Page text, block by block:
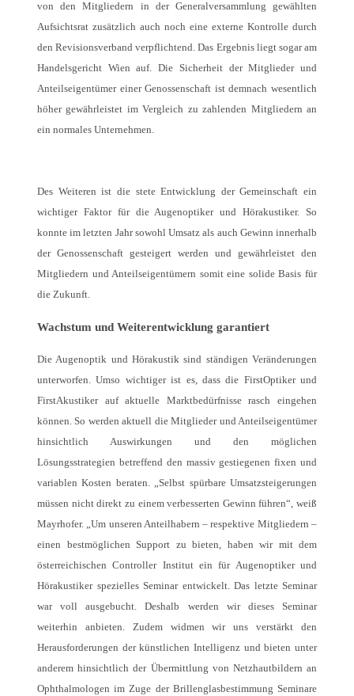
von den Mitgliedern in der Generalversammlung gewählten
Aufsichtsrat zusätzlich auch noch eine externe Kontrolle durch
den Revisionsverband verpflichtend. Das Ergebnis liegt sogar am
Handelsgericht Wien auf. Die Sicherheit der Mitglieder und
Anteilseigentümer einer Genossenschaft ist demnach wesentlich
höher gewährleistet im Vergleich zu zahlenden Mitgliedern an
ein normales Unternehmen.
Des Weiteren ist die stete Entwicklung der Gemeinschaft ein
wichtiger Faktor für die Augenoptiker und Hörakustiker. So
konnte im letzten Jahr sowohl Umsatz als auch Gewinn innerhalb
der Genossenschaft gesteigert werden und gewährleistet den
Mitgliedern und Anteilseigentümern somit eine solide Basis für
die Zukunft.
Wachstum und Weiterentwicklung garantiert
Die Augenoptik und Hörakustik sind ständigen Veränderungen
unterworfen. Umso wichtiger ist es, dass die FirstOptiker und
FirstAkustiker auf aktuelle Marktbedürfnisse rasch eingehen
können. So werden aktuell die Mitglieder und Anteilseigentümer
hinsichtlich Auswirkungen und den möglichen
Lösungsstrategien betreffend den massiv gestiegenen fixen und
variablen Kosten beraten. „Selbst spürbare Umsatzsteigerungen
müssen nicht direkt zu einem verbesserten Gewinn führen“, weiß
Mayrhofer. „Um unseren Anteilhabern – respektive Mitgliedern –
einen bestmöglichen Support zu bieten, haben wir mit dem
österreichischen Controller Institut ein für Augenoptiker und
Hörakustiker spezielles Seminar entwickelt. Das letzte Seminar
war voll ausgebucht. Deshalb werden wir dieses Seminar
weiterhin anbieten. Zudem widmen wir uns verstärkt den
Herausforderungen der künstlichen Intelligenz und bieten unter
anderem hinsichtlich der Übermittlung von Netzhautbildern an
Ophthalmologen im Zuge der Brillenglasbestimmung Seminare